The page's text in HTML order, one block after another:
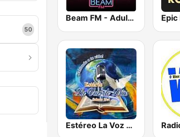
50
Beam FM - Adult Hits
Estéreo La Voz De Dios